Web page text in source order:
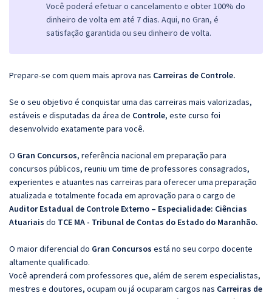
Você poderá efetuar o cancelamento e obter 100% do
dinheiro de volta em até 7 dias. Aqui, no Gran, é
satisfação garantida ou seu dinheiro de volta.
Prepare-se com quem mais aprova nas Carreiras de Controle.
Se o seu objetivo é conquistar uma das carreiras mais valorizadas,
estáveis e disputadas da área de Controle, este curso foi
desenvolvido exatamente para você.
O Gran Concursos, referência nacional em preparação para
concursos públicos, reuniu um time de professores consagrados,
experientes e atuantes nas carreiras para oferecer uma preparação
atualizada e totalmente focada em aprovação para o cargo de
Auditor Estadual de Controle Externo – Especialidade: Ciências
Atuariais do TCE MA - Tribunal de Contas do Estado do Maranhão.
O maior diferencial do Gran Concursos está no seu corpo docente
altamente qualificado.
Você aprenderá com professores que, além de serem especialistas,
mestres e doutores, ocupam ou já ocuparam cargos nas Carreiras de